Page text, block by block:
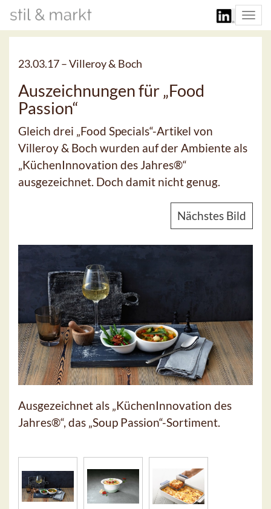
23.03.17 –Villeroy & Boch
Auszeichnungen für „Food
Passion“
Gleich drei „Food Specials“-Artikel von
Villeroy & Boch wurden auf der Ambiente als
„KüchenInnovation des Jahres®“
ausgezeichnet. Doch damit nicht genug.
Nächstes Bild
Ausgezeichnet als „KüchenInnovation des
Jahres®“, das „Soup Passion“-Sortiment.